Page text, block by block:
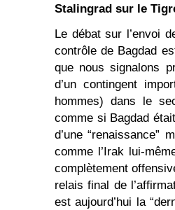
Stalingrad sur le
Le débat sur l’envoi
contrôle de Bagdad
que nous signalons
d’un contingent
hommes) dans le
comme si Bagdad
d’une
comme l’Irak lui-
complètement
relais final de
est aujourd’hui la